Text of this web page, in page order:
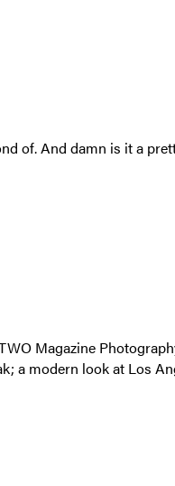
of. And damn is it a
Magazine
a modern look at Los